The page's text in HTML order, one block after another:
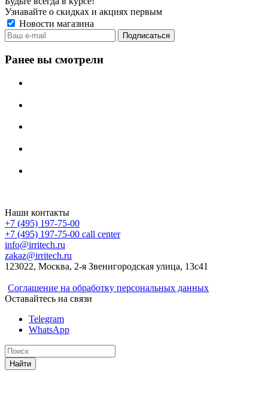
Узнавайте о скидках и акциях первым
Новости магазина
Ранее вы смотрели
Наши контакты
+7 (495) 197-75-00
+7 (495) 197-75-00 call center
info@irritech.ru
zakaz@irritech.ru
123022, Москва, 2-я Звенигородская улица, 13с41
Соглашение на обработку персональных данных
Оставайтесь на связи
Telegram
WhatsApp
Найти